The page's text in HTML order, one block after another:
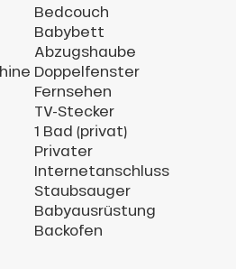
Bedcouch
Babybett
Abzugshaube
Doppelfenster
Fernsehen
TV-Stecker
1 Bad (privat)
Privater
Internetanschluss
Staubsauger
Babyausrüstung
Backofen